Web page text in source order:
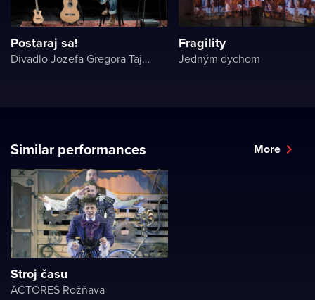
Postaraj sa!
Divadlo Jozefa Gregora Tajovského
Fragility
Jedným dychom
Similar performances More
Stroj času
ACTORES Rožňava